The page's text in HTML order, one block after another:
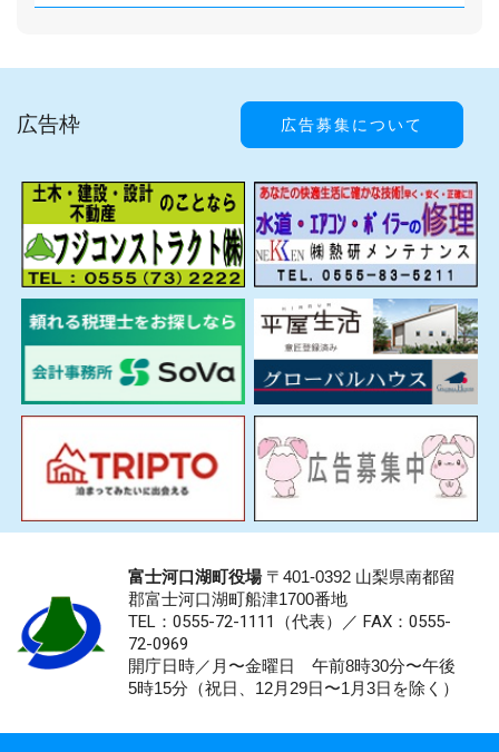
広告枠 広告募集について
富士河口湖町役場〒401-0392 山梨県南都留
郡富士河口湖町船津1700番地
TEL：0555-72-1111 （代表）／ FAX：0555-
72-0969
開庁日時／月〜金曜日 午前8時30分〜午後
5時15分（祝日、12月29日〜1月3日を除く）